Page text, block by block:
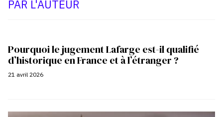
PAR L'AUTEUR
Pourquoi le jugement Lafarge est-il qualifié
d’historique en France et à l’étranger ?
21 avril 2026